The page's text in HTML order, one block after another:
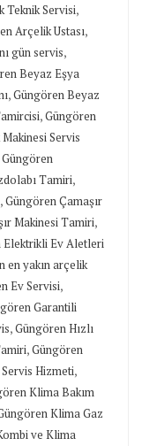
Teknik Servisi,
Arçelik Ustası,
gün servis,
Beyaz Eşya
,Güngören Beyaz
,Güngören
Servis
Güngören
Tamiri,
,Güngören Çamaşır
Makinesi Tamiri,
Elektrikli Ev Aletleri
en yakın arçelik
Ev Servisi,
Garantili
,Güngören Hızlı
,Güngören
Hizmeti,
Klima Bakım
Klima Gaz
ve Klima